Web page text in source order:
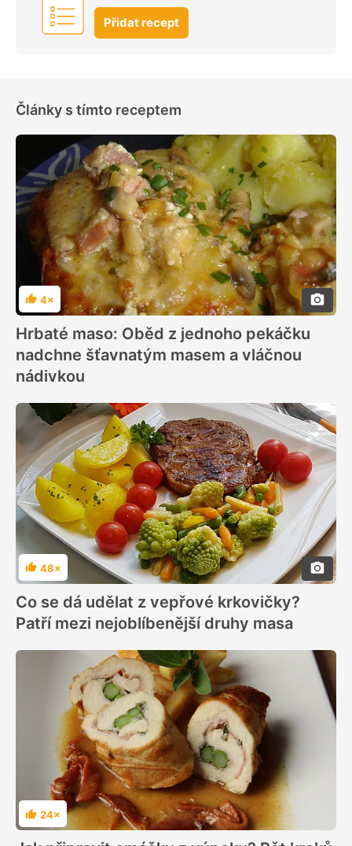
Přidat recept
Články s tímto receptem
Hodnocení
4×
Hrbaté maso: Oběd z jednoho pekáčku
nadchne šťavnatým masem a vláčnou
nádivkou
Hodnocení
48×
Co se dá udělat z vepřové krkovičky?
Patří mezi nejoblíbenější druhy masa
Hodnocení
24×